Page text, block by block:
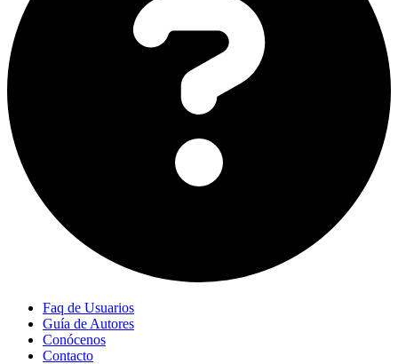
Faq de Usuarios
Guía de Autores
Conócenos
Contacto